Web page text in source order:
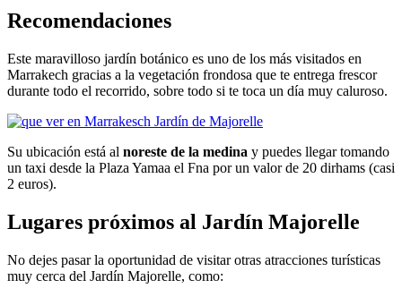
Recomendaciones
Este maravilloso jardín botánico es uno de los más visitados en
Marrakech gracias a la vegetación frondosa que te entrega frescor
durante todo el recorrido, sobre todo si te toca un día muy caluroso.
Su ubicación está al noreste de la medina y puedes llegar tomando
un taxi desde la Plaza Yamaa el Fna por un valor de 20 dirhams (casi
2 euros).
Lugares próximos al Jardín Majorelle
No dejes pasar la oportunidad de visitar otras atracciones turísticas
muy cerca del Jardín Majorelle, como: